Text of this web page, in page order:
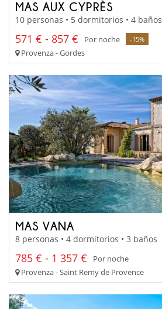
MAS AUX CYPRÈS
10 personas • 5 dormitorios • 4 baños
571 € - 857 € Por noche -15%
Provenza - Gordes
MAS VANA
8 personas • 4 dormitorios • 3 baños
785 € - 1 357 €
Por noche
Provenza - Saint Remy de Provence